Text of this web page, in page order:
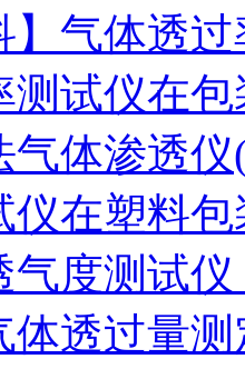
】气体透
测试仪在
气体渗透
仪在塑料
气度测试
体透过量